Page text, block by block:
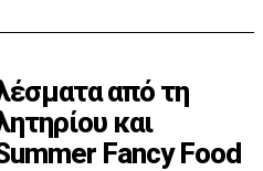
από τη
και
Fancy Food